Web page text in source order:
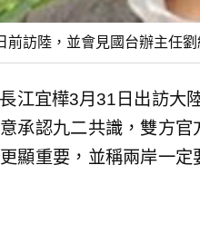
訪陸，並會見國台辦主任劉
江宜樺3月31日出訪大
承認九二共識，雙方
顯重要，並稱兩岸一